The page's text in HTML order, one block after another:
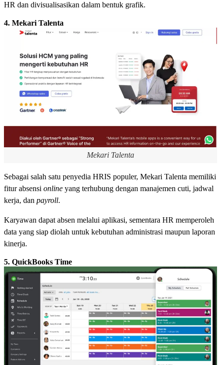
HR dan divisualisasikan dalam bentuk grafik.
4. Mekari Talenta
Mekari Talenta
Sebagai salah satu penyedia HRIS populer, Mekari Talenta memiliki
fitur absensi online yang terhubung dengan manajemen cuti, jadwal
kerja, dan payroll.
Karyawan dapat absen melalui aplikasi, sementara HR memperoleh
data yang siap diolah untuk kebutuhan administrasi maupun laporan
kinerja.
5. QuickBooks Time